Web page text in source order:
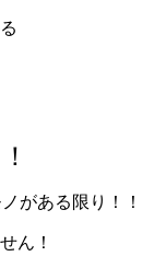
がある限り！！
ん！